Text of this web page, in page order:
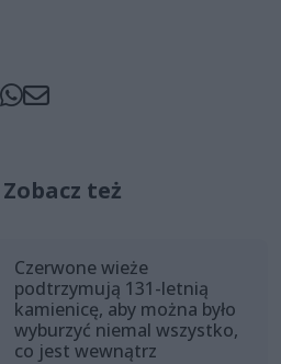
Zobacz też
Czerwone wieże
podtrzymują 131-letnią
kamienicę, aby można było
wyburzyć niemal wszystko,
co jest wewnątrz